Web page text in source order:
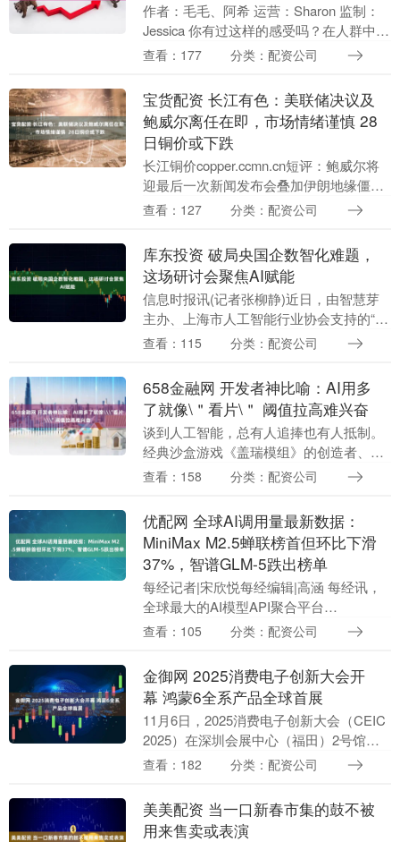
作者：毛毛、阿希 运营：Sharon 监制：
Jessica 你有过这样的感受吗？在人群中，
总觉得自己被人紧盯着，浑身不自在，害
查看：177 分类：配资公司
宝货配资 长江有色：美联储决议及
鲍威尔离任在即，市场情绪谨慎 28
日铜价或下跌
长江铜价copper.ccmn.cn短评：鲍威尔将
迎最后一次新闻发布会叠加伊朗地缘僵
局，市场谨慎情绪升温，隔夜伦铜三连跌
局....
查看：127 分类：配资公司
库东投资 破局央国企数智化难题，
这场研讨会聚焦AI赋能
信息时报讯(记者张柳静)近日，由智慧芽
主办、上海市人工智能行业协会支持的“AI
重构央国企数智化建设加速新质生产力跃
位来自....
查看：115 分类：配资公司
658金融网 开发者神比喻：AI用多
了就像\＂看片\＂ 阈值拉高难兴奋
谈到人工智能，总有人追捧也有人抵制。
经典沙盒游戏《盖瑞模组》的创造者、
Facepunch Studios创始人Garry Newman
查看：158 分类：配资公司
优配网 全球AI调用量最新数据：
MiniMax M2.5蝉联榜首但环比下滑
37%，智谱GLM-5跌出榜单
每经记者|宋欣悦每经编辑|高涵 每经讯，
全球最大的AI模型API聚合平台
OpenRouter最新数据显示，上周（2月23
周....
查看：105 分类：配资公司
金御网 2025消费电子创新大会开
幕 鸿蒙6全系产品全球首展
11月6日，2025消费电子创新大会（CEIC
2025）在深圳会展中心（福田）2号馆正
式拉开帷幕。本次大会以“新电子 新体验
查看：182 分类：配资公司
美美配资 当一口新春市集的鼓不被
用来售卖或表演